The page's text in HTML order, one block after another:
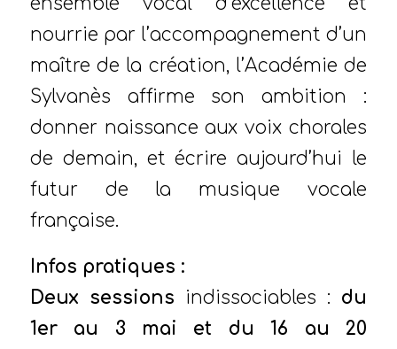
nourrie par l’accompagnement d’un
maître de la création, l’Académie de
Sylvanès affirme son ambition :
donner naissance aux voix chorales
de demain, et écrire aujourd’hui le
futur de la musique vocale
française.
Infos pratiques :
Deux sessions indissociables : du
1er au 3 mai et du 16 au 20